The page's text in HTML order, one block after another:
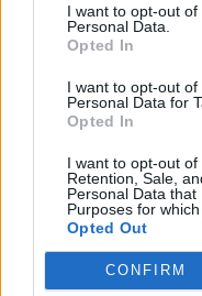
I want to opt-out
Personal Data.
Opted In
I want to opt-out
Personal Data for
Opted In
I want to opt-out of
Retention, Sale,
Personal Data
Purposes for
Opted Out
CONFIRM
La scrittrice
presenta a
sentita meno